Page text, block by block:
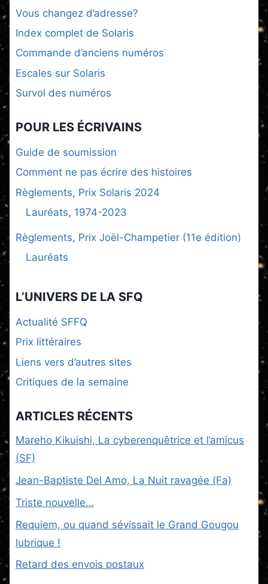
Vous changez d’adresse?
Index complet de Solaris
Commande d’anciens numéros
Escales sur Solaris
Survol des numéros
POUR LES ÉCRIVAINS
Guide de soumission
Comment ne pas écrire des histoires
Règlements, Prix Solaris 2024
Lauréats, 1974-2023
Règlements, Prix Joël-Champetier (11e édition)
Lauréats
L’UNIVERS DE LA SFQ
Actualité SFFQ
Prix littéraires
Liens vers d’autres sites
Critiques de la semaine
ARTICLES RÉCENTS
Mareho Kikuishi, La cyberenquêtrice et l’amicus
(SF)
Jean-Baptiste Del Amo, La Nuit ravagée (Fa)
Triste nouvelle…
Requiem, ou quand sévissait le Grand Gougou
lubrique !
Retard des envois postaux